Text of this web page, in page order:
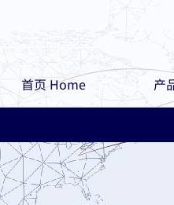
首页 Home 产